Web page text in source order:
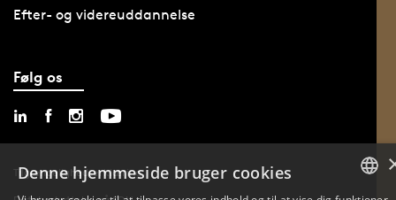
Efter- og videreuddannelse
Følg os
Tilgængelighedserklæring
Denne hjemmeside bruger cookies